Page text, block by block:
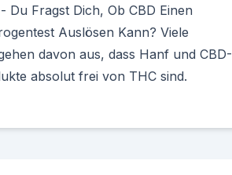
Du Fragst Dich, Ob CBD Einen
Auslösen Kann? Viele
davon aus, dass Hanf und CBD-
absolut frei von THC sind.